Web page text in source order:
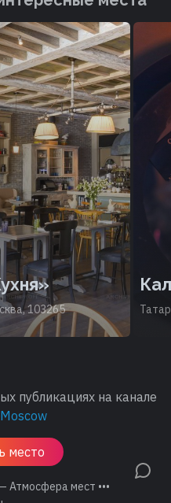
103265
публикациях на канале
место
Атмосфера мест •••